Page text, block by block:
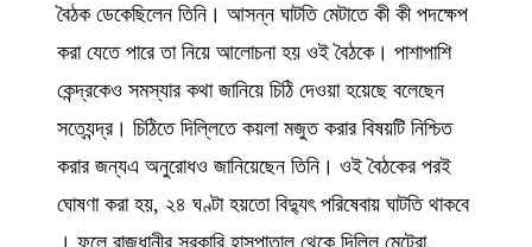
বৈঠক ডেকেছিলেন তিনি। আসন্ন ঘাটতি মেটাতে কী কী পদক্ষেপ
করা যেতে পারে তা নিয়ে আলোচনা হয় ওই বৈঠকে। পাশাপাশি
কেন্দ্রকেও সমস্যার কথা জানিয়ে চিঠি দেওয়া হয়েছে বলেছেন
সত্যেন্দ্র। চিঠিতে দিল্লিতে কয়লা মজুত করার বিষয়টি নিশ্চিত
করার জন্যএ অনুরোধও জানিয়েছেন তিনি। ওই বৈঠকের পরই
ঘোষণা করা হয়, ২৪ ঘণ্টা হয়তো বিদ্যুৎ পরিষেবায় ঘাটতি থাকবে
। ফলে রাজধানীর সরকারি হাসপাতাল থেকে দিল্লি মেট্রো,